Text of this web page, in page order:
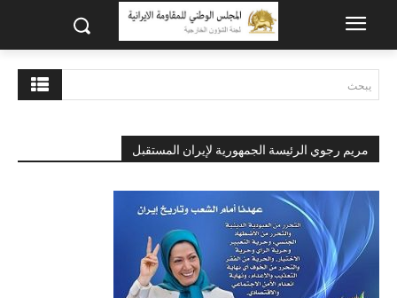
يبحث
مريم رجوي الرئيسة الجمهورية لإيران المستقبل